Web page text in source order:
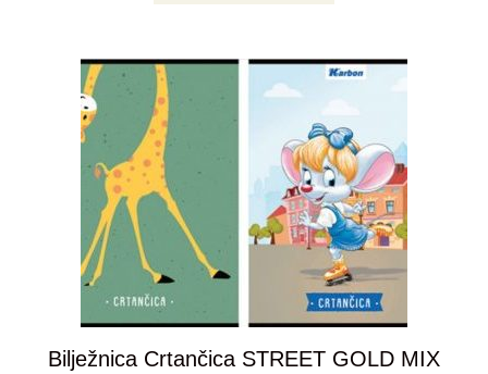
Bilježnica Crtančica STREET GOLD MIX